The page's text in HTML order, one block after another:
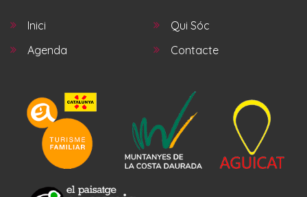
Inici
Qui Sóc
Agenda
Contacte